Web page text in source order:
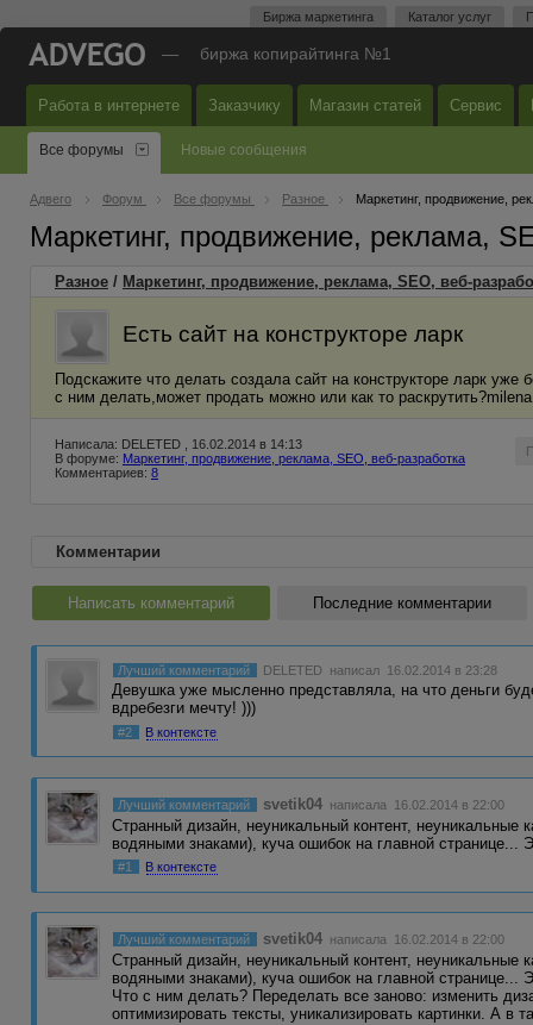
Биржа маркетинга Каталог услуг
— биржа копирайтинга №1
Работа в интернете Заказчику Магазин статей Сервис
Все форумы Новые сообщения
Адвего Форум Все форумы Разное Маркетинг, продвижение,
Маркетинг, продвижение, реклама,
Разное / Маркетинг, продвижение, реклама, SEO, веб-
Есть сайт на конструкторе ларк
Подскажите что делать создала сайт на конструкторе ларк уже
с ним делать,может продать можно или как то
Написала: DELETED , 16.02.2014 в 14:13
В форуме: Маркетинг, продвижение, реклама, SEO, веб-разработка
Комментариев: 8
Комментарии
Написать комментарий Последние комментарии
Лучший комментарий DELETED написал 16.02.2014 в 23:28
Девушка уже мысленно представляла, на что деньги
вдребезги мечту! )))
#2 В контексте
Лучший комментарий svetik04 написала 16.02.2014 в 22:00
Странный дизайн, неуникальный контент, неуникальные
водяными знаками), куча ошибок на главной странице...
#1 В контексте
Лучший комментарий svetik04 написала 16.02.2014 в 22:00
Странный дизайн, неуникальный контент, неуникальные
водяными знаками), куча ошибок на главной странице...
Что с ним делать? Переделать все заново: изменить
оптимизировать тексты, уникализировать картинки. А в